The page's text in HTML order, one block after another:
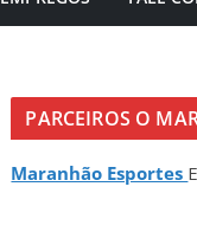
PARCEIROS O
Maranhão Esportes